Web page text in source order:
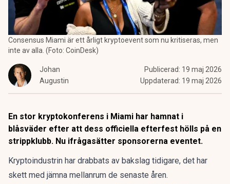
Consensus Miami är ett årligt kryptoevent som nu kritiseras, men
inte av alla. (Foto: CoinDesk)
Johan
Augustin
Publicerad: 19 maj 2026
Uppdaterad: 19 maj 2026
En stor kryptokonferens i Miami har hamnat i
blåsväder efter att dess officiella efterfest hölls på en
strippklubb. Nu ifrågasätter sponsorerna eventet.
Kryptoindustrin har drabbats av bakslag tidigare, det har
skett med jämna mellanrum de senaste åren.